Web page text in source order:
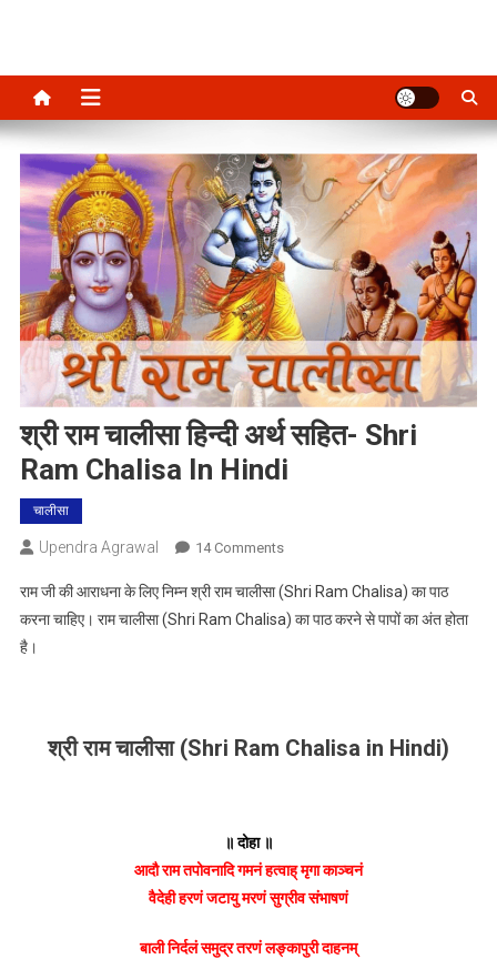
श्री राम चालीसा हिन्दी अर्थ सहित- Shri
Ram Chalisa In Hindi
चालीसा
Upendra Agrawal 14 CommentsOn
राम
चालीसा
Ram
राम जी की आराधना के लिए निम्न श्री राम चालीसा (Shri Ram Chalisa) का पाठ
करना चाहिए। राम चालीसा (Shri Ram Chalisa) का पाठ करने से पापों का अंत होता
है।
श्री राम चालीसा (Shri Ram Chalisa in Hindi)
॥ दोहा ॥
आदौ राम तपोवनादि गमनं हत्वाह् मृगा काञ्चनं
वैदेही हरणं जटायु मरणं सुग्रीव संभाषणं
बाली निर्दलं समुद्र तरणं लङ्कापुरी दाहनम्